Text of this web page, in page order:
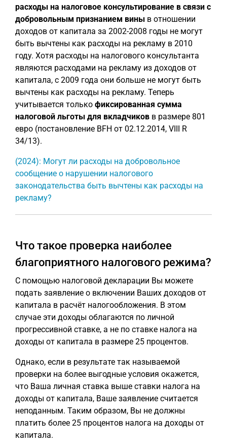
расходы на налоговое консультирование в связи с
добровольным признанием вины в отношении
доходов от капитала за 2002-2008 годы не могут
быть вычтены как расходы на рекламу в 2010
году. Хотя расходы на налогового консультанта
являются расходами на рекламу из доходов от
капитала, с 2009 года они больше не могут быть
вычтены как расходы на рекламу. Теперь
учитывается только фиксированная сумма
налоговой льготы для вкладчиков в размере 801
евро (постановление BFH от 02.12.2014, VIII R
34/13).
(2024): Могут ли расходы на добровольное
сообщение о нарушении налогового
законодательства быть вычтены как расходы на
рекламу?
Что такое проверка наиболее
благоприятного налогового режима?
С помощью налоговой декларации Вы можете
подать заявление о включении Ваших доходов от
капитала в расчёт налогообложения. В этом
случае эти доходы облагаются по личной
прогрессивной ставке, а не по ставке налога на
доходы от капитала в размере 25 процентов.
Однако, если в результате так называемой
проверки на более выгодные условия окажется,
что Ваша личная ставка выше ставки налога на
доходы от капитала, Ваше заявление считается
неподанным. Таким образом, Вы не должны
платить более 25 процентов налога на доходы от
капитала.